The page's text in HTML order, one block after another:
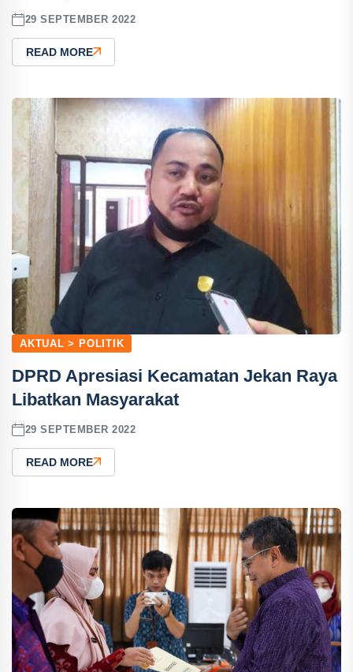
29 SEPTEMBER 2022
READ MORE
AKTUAL > POLITIK
DPRD Apresiasi Kecamatan Jekan Raya
Libatkan Masyarakat
29 SEPTEMBER 2022
READ MORE